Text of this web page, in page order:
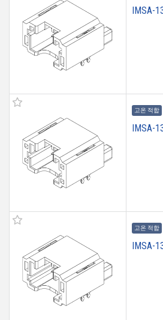
IMSA-
고온 적합
IMSA-
고온 적합
IMSA-